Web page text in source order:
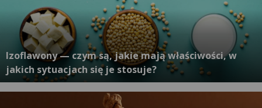
Izoflawony — czym są, jakie mają właściwości, w
jakich sytuacjach się je stosuje?